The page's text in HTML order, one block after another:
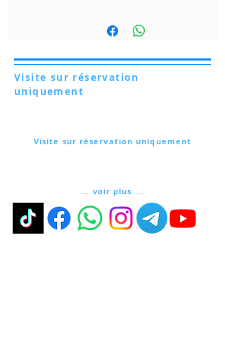
Visite sur réservation uniquement
... voir plus ...
Visite sur réservation
uniquement